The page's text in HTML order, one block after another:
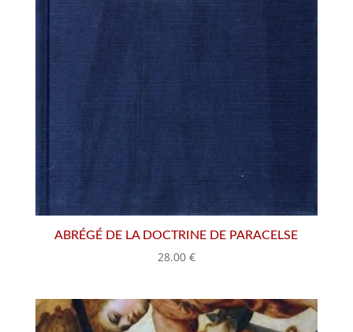
ABRÉGÉ DE LA DOCTRINE DE PARACELSE
28.00 €